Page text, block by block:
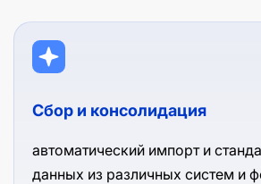
Сбор и консолидация
автоматический импорт и
данных из различных систем и